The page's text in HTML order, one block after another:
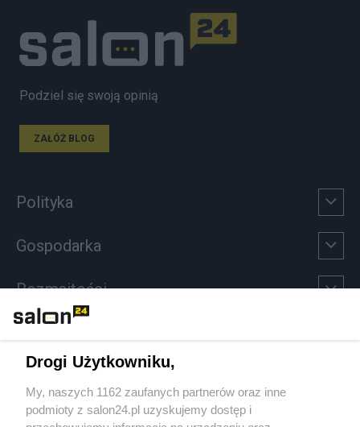
Podziel się swoją opinią
ZAŁÓŻ BLOG
Polityka
Gospodarka
Rozmaitości
Sport
Społeczeństwo
Drogi Użytkowniku,
My, naszych 1162 zaufanych partnerów oraz inne
podmioty z salon24.pl uzyskujemy dostęp i